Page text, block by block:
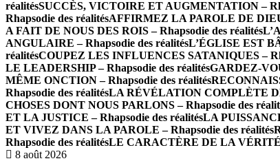
réalitésSUCCÈS, VICTOIRE ET AUGMENTATION –
Rhapsodie des réalitésAFFIRMEZ LA PAROLE DE
A FAIT DE NOUS DES ROIS – Rhapsodie des réalités
ANGULAIRE – Rhapsodie des réalitésL’ÉGLISE EST
réalitésCOUPEZ LES INFLUENCES SATANIQUES –
LE LEADERSHIP – Rhapsodie des réalitésGARDEZ-
MÊME ONCTION – Rhapsodie des réalités
Rhapsodie des réalitésLA RÉVÉLATION COMPLÈTE
CHOSES DONT NOUS PARLONS – Rhapsodie des
ET LA JUSTICE – Rhapsodie des réalitésLA
ET VIVEZ DANS LA PAROLE – Rhapsodie des réalités
Rhapsodie des réalitésLE CARACTÈRE DE LA VÉRITÉ
8 août 2026